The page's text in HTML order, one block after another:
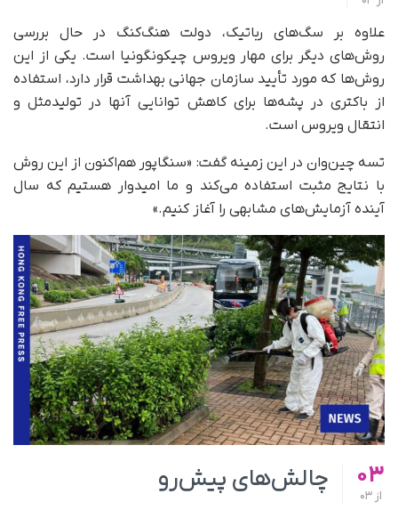
علاوه بر سگ‌‌های رباتیک، دولت هنگ‌کنگ در حال بررسی
روش‌های دیگر برای مهار ویروس چیکونگونیا است. یکی از این
روش‌ها که مورد تأیید سازمان جهانی بهداشت قرار دارد، استفاده
از باکتری در پشه‌ها برای کاهش توانایی آنها در تولیدمثل و
انتقال ویروس است.
تسه چین‌وان در این زمینه گفت: «سنگاپور هم‌اکنون از این روش
با نتایج مثبت استفاده می‌کند و ما امیدوار هستیم که سال
آینده آزمایش‌های مشابهی را آغاز کنیم.»
03
از 03
چالش‌های پیش‌رو